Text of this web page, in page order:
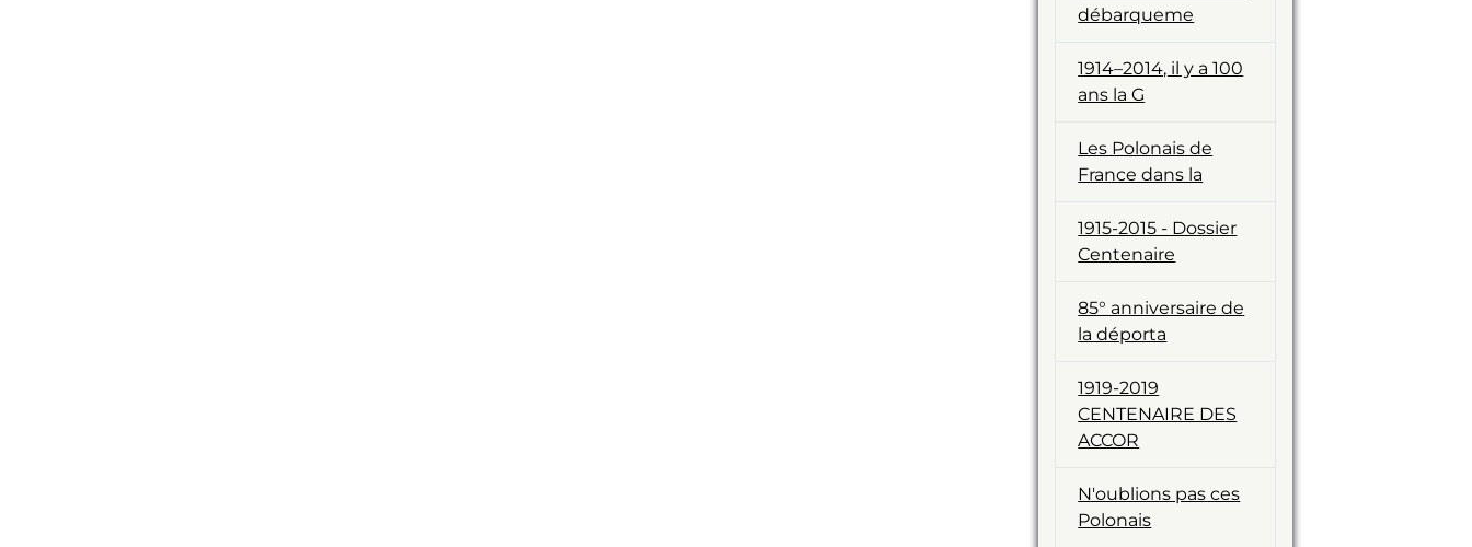
débarqueme
1914–2014, il y a 100
ans la G
Les Polonais de
France dans la
1915-2015 - Dossier
Centenaire
85° anniversaire de
la déporta
1919-2019
CENTENAIRE DES
ACCOR
N'oublions pas ces
Polonais